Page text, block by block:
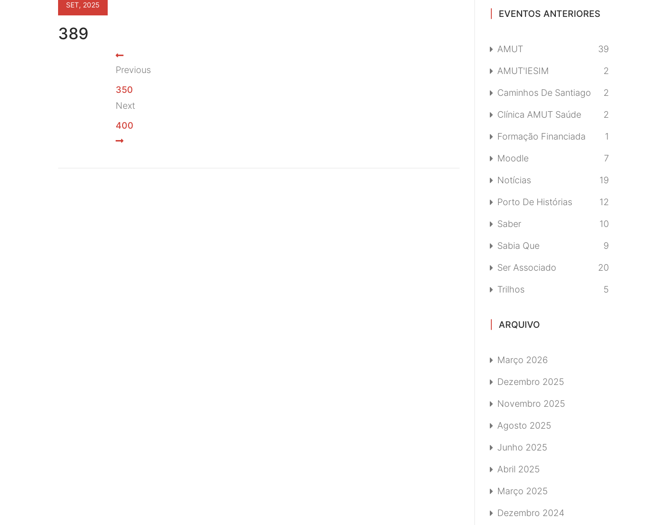
389
SET, 2025
Previous
350
Next
400
EVENTOS ANTERIORES
AMUT 39
AMUT'IESIM 2
Caminhos De Santiago 2
Clínica AMUT Saúde 2
Formação Financiada 1
Moodle 7
Notícias 19
Porto De Histórias 12
Saber 10
Sabia Que 9
Ser Associado 20
Trilhos 5
ARQUIVO
Março 2026
Dezembro 2025
Novembro 2025
Agosto 2025
Junho 2025
Abril 2025
Março 2025
Dezembro 2024